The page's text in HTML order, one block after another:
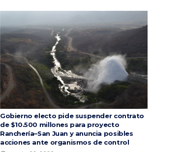
Gobierno electo pide suspender contrato
de $10.500 millones para proyecto
Ranchería–San Juan y anuncia posibles
acciones ante organismos de control